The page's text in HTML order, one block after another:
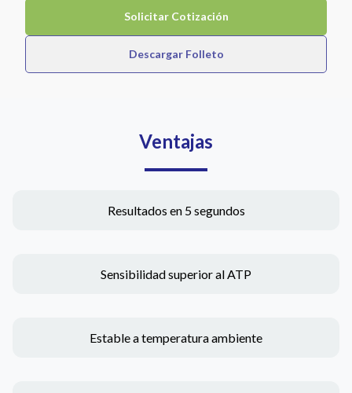
Solicitar Cotización
Descargar Folleto
Ventajas
Resultados en 5 segundos
Sensibilidad superior al ATP
Estable a temperatura ambiente